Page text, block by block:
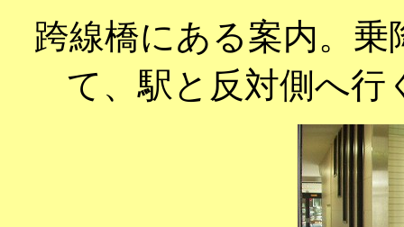
跨線橋にある案内。
て、駅と反対側へ行